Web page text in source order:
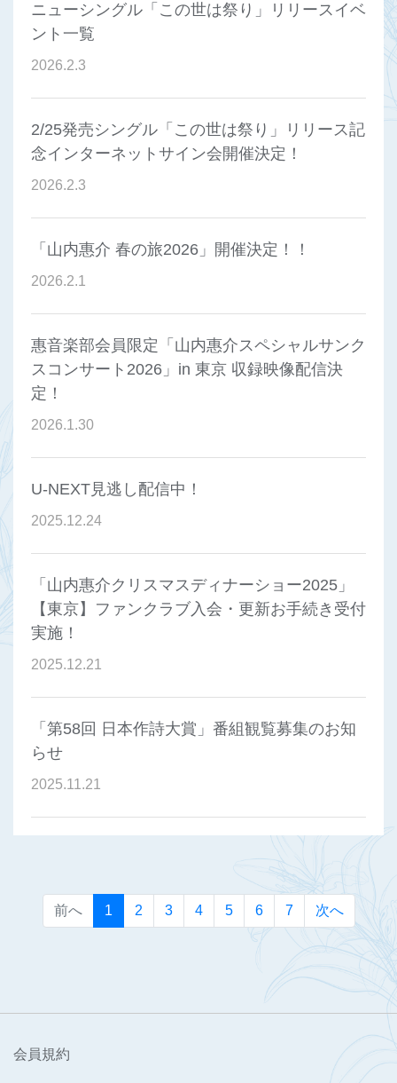
ニューシングル「この世は祭り」リリースイベ
ント一覧
2026.2.3
2/25発売シングル「この世は祭り」リリース記
念インターネットサイン会開催決定！
2026.2.3
「山内惠介 春の旅2026」開催決定！！
2026.2.1
惠音楽部会員限定「山内惠介スペシャルサンク
スコンサート2026」in 東京 収録映像配信決
定！
2026.1 .30
U-NEXT見逃し配信中！
2025.12.24
「山内惠介クリスマスディナーショー2025」
【東京】ファンクラブ入会・更新お手続き受付
実施！
2025.12.21
「第58回 日本作詩大賞」番組観覧募集のお知
らせ
2025.11 .21
前へ 1 (current)
2 3 4 5 6 7 次へ
会員規約